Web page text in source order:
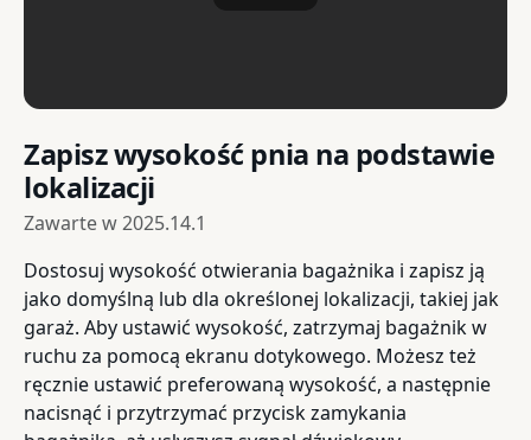
Zapisz wysokość pnia na podstawie
lokalizacji
Zawarte w2025.14.1
Dostosuj wysokość otwierania bagażnika i zapisz ją
jako domyślną lub dla określonej lokalizacji, takiej jak
garaż. Aby ustawić wysokość, zatrzymaj bagażnik w
ruchu za pomocą ekranu dotykowego. Możesz też
ręcznie ustawić preferowaną wysokość, a następnie
nacisnąć i przytrzymać przycisk zamykania